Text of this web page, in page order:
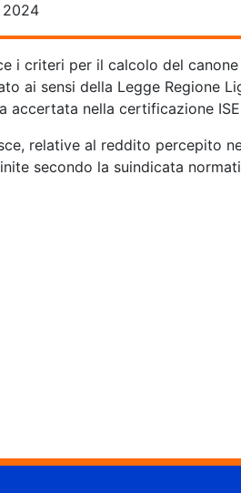
2024
i criteri per il calcolo del
ai sensi della Legge Regione
accertata nella certificazione
relative al reddito percepito
secondo la suindicata